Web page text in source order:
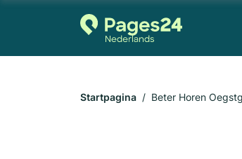
Startpagina Beter Horen